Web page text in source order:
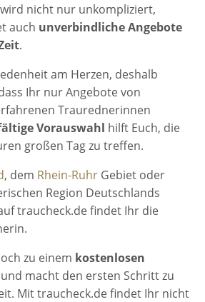
nicht nur unkompliziert,
auch unverbindliche Angebote
.
am Herzen, deshalb
Ihr nur Angebote von
Traurednerinnen
Vorauswahl hilft Euch, die
großen Tag zu treffen.
, dem Rhein-Ruhr Gebiet oder
Region Deutschlands
traucheck.de findet Ihr die
zu einem kostenlosen
macht den ersten Schritt zu
Mit traucheck.de findet Ihr nicht